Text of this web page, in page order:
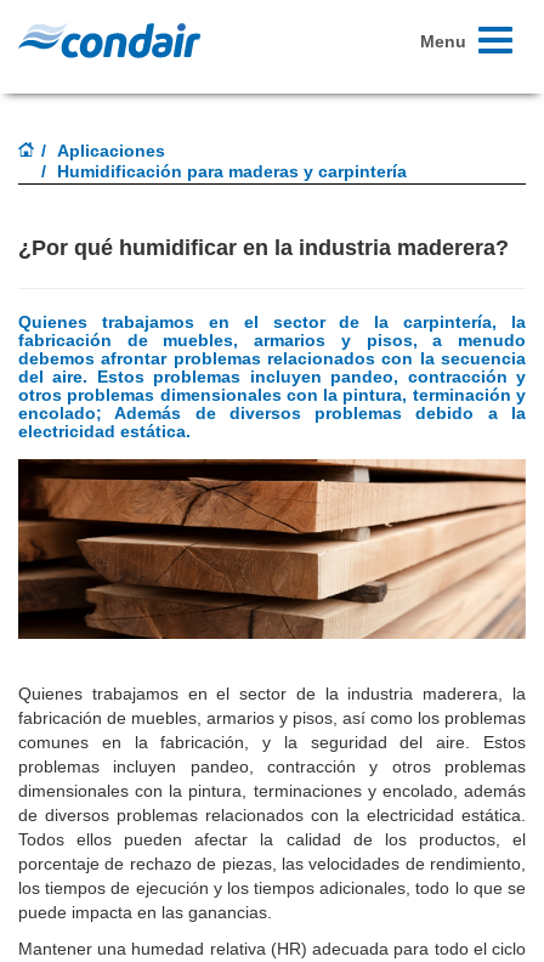
Toggle
Menu
Aplicaciones
Humidificación para maderas y carpintería
¿Por qué humidificar en la industria maderera?
Quienes trabajamos en el sector de la carpintería, la
fabricación de muebles, armarios y pisos, a menudo
debemos afrontar problemas relacionados con la secuencia
del aire. Estos problemas incluyen pandeo, contracción y
otros problemas dimensionales con la pintura, terminación y
encolado;Además de diversos problemas debido a la
electricidad estática.
Quienes trabajamos en el sector de la industria maderera, la
fabricación de muebles, armarios y pisos, así como los problemas
comunes en la fabricación, y la seguridad del aire. Estos
problemas incluyen pandeo, contracción y otros problemas
dimensionales con la pintura, terminaciones y encolado, además
de diversos problemas relacionados con la electricidad estática.
Todos ellos pueden afectar la calidad de los productos, el
porcentaje de rechazo de piezas, las velocidades de rendimiento,
los tiempos de ejecución y los tiempos adicionales, todo lo que se
puede impacta en las ganancias.
Mantener una humedad relativa (HR) adecuada para todo el ciclo